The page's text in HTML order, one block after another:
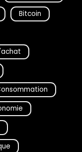
Bitcoin